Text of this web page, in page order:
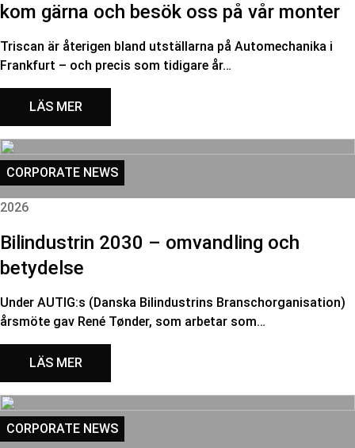
kom gärna och besök oss på vår monter
Triscan är återigen bland utställarna på Automechanika i
Frankfurt – och precis som tidigare år…
LÄS MER
CORPORATE NEWS
2026
Bilindustrin 2030 – omvandling och
betydelse
Under AUTIG:s (Danska Bilindustrins Branschorganisation)
årsmöte gav René Tønder, som arbetar som…
LÄS MER
CORPORATE NEWS